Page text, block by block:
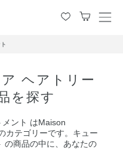
メ
ヘアトリー
を探す
ント はMaison
カテゴリーです。キュー
の商品の中に、あなたの